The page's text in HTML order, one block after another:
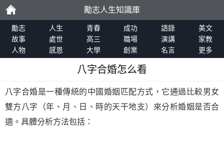
勵
志
勵志人生知識庫
勵志 人生 青春 成功 語錄
美文
故事
處世 高三 職場 演講
家教
人物
感恩 大學 創業 名言 更多
八字合婚怎么看
八字合婚是一種傳統的中國婚姻匹配方式，它通過比較男女
雙方八字（年、月、日、時的天干地支）來分析婚姻是否合
適。具體分析方法包括：